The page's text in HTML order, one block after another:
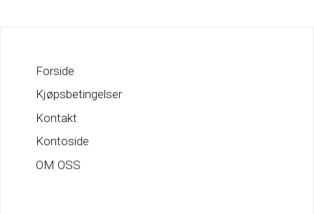
Forside
Kjøpsbetingelser
Kontakt
Kontoside
OM OSS